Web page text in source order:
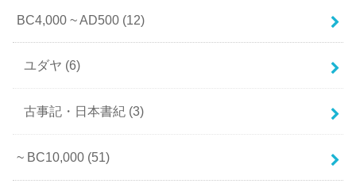
BC4,000 ~ AD500 (12)
ユダヤ (6)
古事記・日本書紀 (3)
~ BC10,000 (51)